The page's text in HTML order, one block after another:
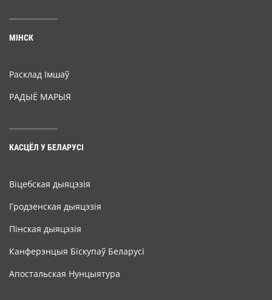
МІНСК
Расклад Імшаў
РАДЫЁ МАРЫЯ
КАСЦЁЛ У БЕЛАРУСІ
Віцебская дыяцэзія
Гродзенская дыяцэзія
Пінская дыяцэзія
Канферэнцыя Біскупаў Беларусі
Апостальская Нунцыятура